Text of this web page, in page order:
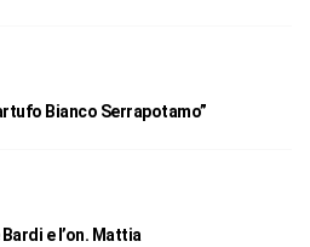
Bianco Serrapotamo”
e l’on. Mattia